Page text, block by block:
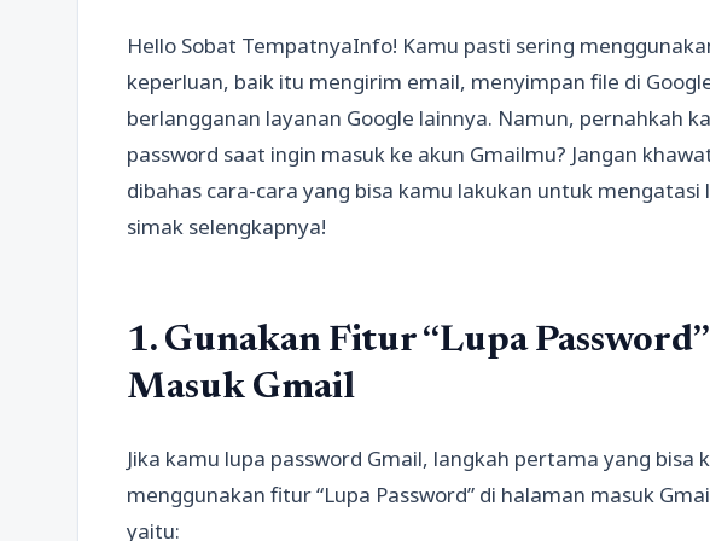
Hello Sobat TempatnyaInfo! Kamu pasti sering
keperluan, baik itu mengirim email, menyimpan file di
berlangganan layanan Google lainnya. Namun, pernahkah
password saat ingin masuk ke akun Gmailmu? Jangan
dibahas cara-cara yang bisa kamu lakukan untuk mengatasi
simak selengkapnya!
1. Gunakan Fitur “Lupa
Masuk Gmail
Jika kamu lupa password Gmail, langkah pertama yang bisa
menggunakan fitur “Lupa Password” di halaman masuk
yaitu: